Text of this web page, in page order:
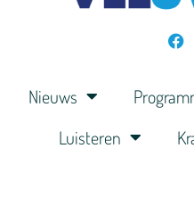
Nieuws
Luisteren